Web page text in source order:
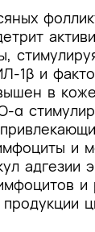
1β и
в
α
адгезии